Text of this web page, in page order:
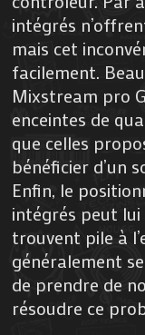
intégrés
mais cet
facilement.
Mixstream pro
enceintes de
que celles
bénéficier d’un
Enfin, le
intégrés peut lui
trouvent pile à
généralement
de prendre de
résoudre ce